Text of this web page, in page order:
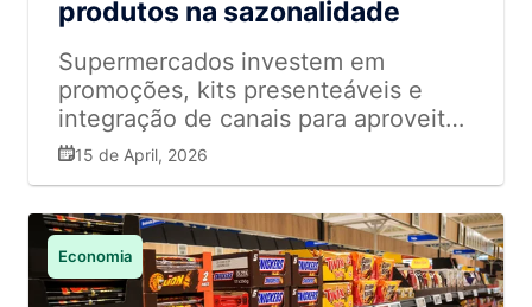
produtos na sazonalidade
Supermercados investem em
promoções, kits presenteáveis e
integração de canais para aproveitar
a data e aumentar o ticket médio
15 de April, 2026
Economia